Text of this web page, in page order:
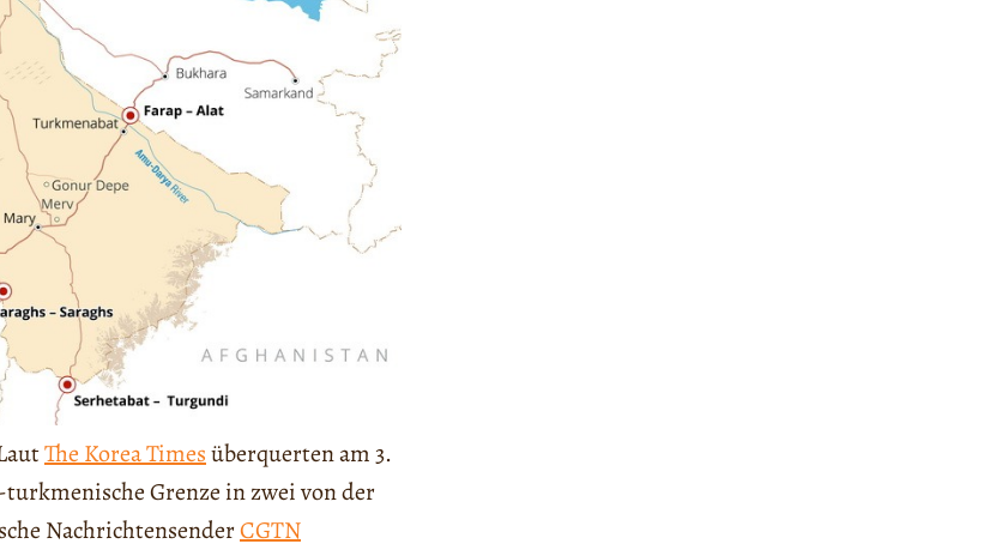
The Korea Timesüberquerten am 3.
Grenze in zwei von der
NachrichtensenderCGTN